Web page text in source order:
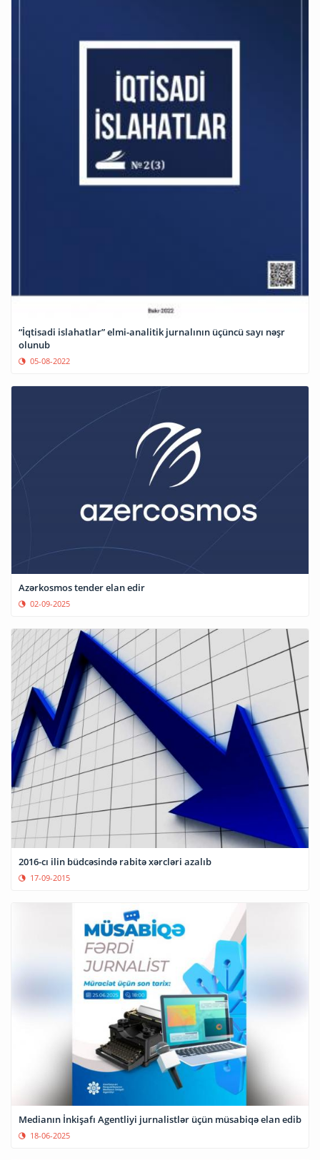
“İqtisadi islahatlar” elmi-analitik jurnalının üçüncü sayı nəşr
olunub
05-08-2022
Azərkosmos tender elan edir
02-09-2025
2016-cı ilin büdcəsində rabitə xərcləri azalıb
17-09-2015
Medianın İnkişafı Agentliyi jurnalistlər üçün müsabiqə elan edib
18-06-2025